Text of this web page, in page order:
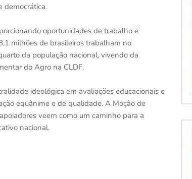
democrática.
oportunidades de trabalho e
milhões de brasileiros trabalham no
da população nacional, vivendo da
do Agro na CLDF.
ideológica em avaliações educacionais e
equânime e de qualidade. A Moção de
veem como um caminho para a
nacional.